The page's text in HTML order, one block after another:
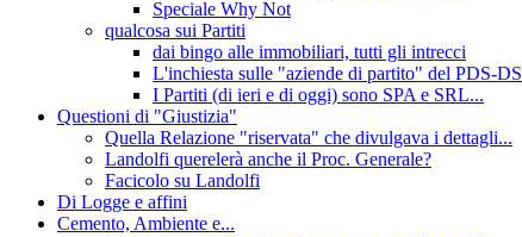
Speciale Why Not
qualcosa sui Partiti
dai bingo alle immobiliari, tutti gli intrecci
L'inchiesta sulle "aziende di partito" del PDS-DS
I Partiti (di ieri e di oggi) sono SPA e SRL...
Questioni di "Giustizia"
Quella Relazione "riservata" che divulgava i dettagli...
Landolfi querelerà anche il Proc. Generale?
Facicolo su Landolfi
Di Logge e affini
Cemento, Ambiente e...